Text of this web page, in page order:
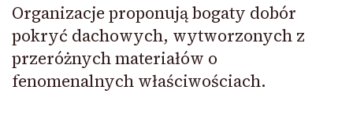
Organizacje proponują bogaty dobór
pokryć dachowych, wytworzonych z
przeróżnych materiałów o
fenomenalnych właściwościach.